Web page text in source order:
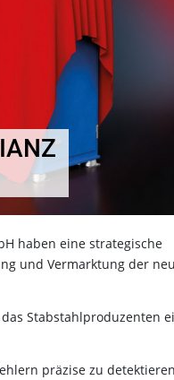
haben eine strategische
und Vermarktung der
Stabstahlproduzenten
präzise zu